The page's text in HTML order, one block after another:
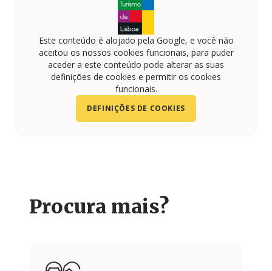
Este conteúdo é alojado pela Google, e você não
aceitou os nossos cookies funcionais, para puder
aceder a este conteúdo pode alterar as suas
definições de cookies e permitir os cookies
funcionais.
DEFINIÇÕES DE COOKIES
Procura mais?